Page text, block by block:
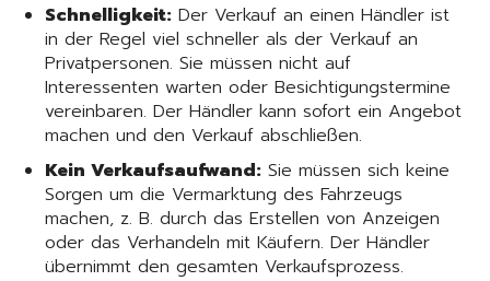
Schnelligkeit: Der Verkauf an einen Händler ist
in der Regel viel schneller als der Verkauf an
Privatpersonen. Sie müssen nicht auf
Interessenten warten oder Besichtigungstermine
vereinbaren. Der Händler kann sofort ein Angebot
machen und den Verkauf abschließen.
Kein Verkaufsaufwand: Sie müssen sich keine
Sorgen um die Vermarktung des Fahrzeugs
machen, z. B. durch das Erstellen von Anzeigen
oder das Verhandeln mit Käufern. Der Händler
übernimmt den gesamten Verkaufsprozess.